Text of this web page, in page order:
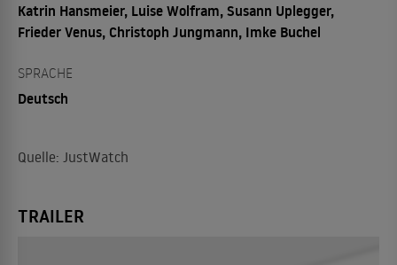
Katrin Hansmeier, Luise Wolfram, Susann Uplegger,
Frieder Venus, Christoph Jungmann, Imke Buchel
SPRACHE
Deutsch
Quelle: JustWatch
TRAILER